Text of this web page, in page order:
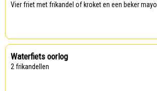
Vier friet met frikandel of kroket en een beker mayo
Waterfiets oorlog
2 frikandellen